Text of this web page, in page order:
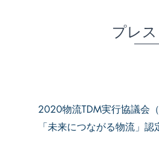
プレ
2020物流TDM実行協議会（
「未来につながる物流」